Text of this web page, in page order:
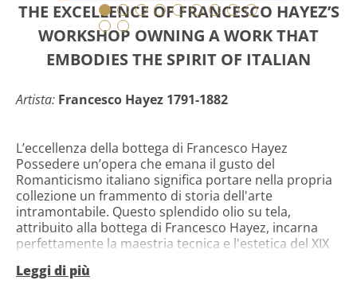
THE EXCELLENCE OF FRANCESCO HAYEZ’S
WORKSHOP OWNING A WORK THAT
EMBODIES THE SPIRIT OF ITALIAN
Artista: Francesco Hayez 1791-1882
L’eccellenza della bottega di Francesco Hayez
Possedere un’opera che emana il gusto del
Romanticismo italiano significa portare nella propria
collezione un frammento di storia dell'arte
intramontabile. Questo splendido olio su tela,
attribuito alla bottega di Francesco Hayez, incarna
perfettamente la maestria tecnica e l'estetica del XIX
Hayez è stato il massimo esponente del
Leggi di più